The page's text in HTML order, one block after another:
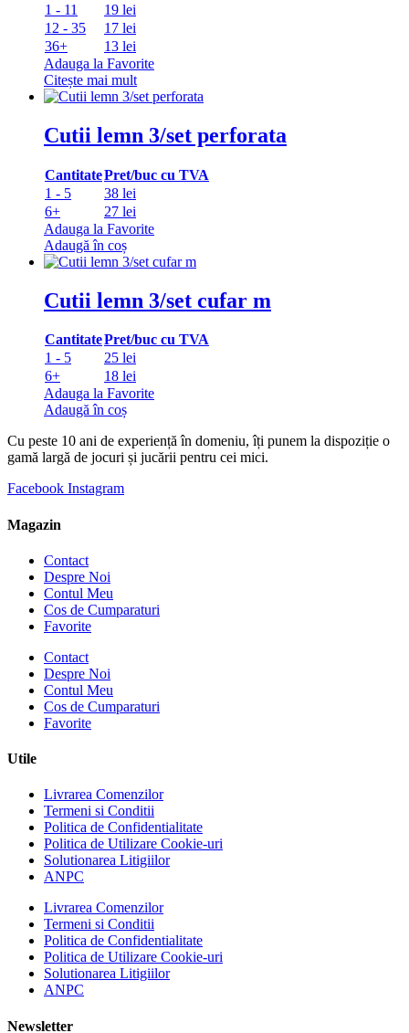
1 - 11
19 lei
12 - 35
17 lei
36+
13 lei
Adauga la Favorite
Citește mai mult
Cutii lemn 3/set perforata
CantitatePret/buc cu TVA
1 - 5
38 lei
6+
27 lei
Adauga la Favorite
Adaugă în coș
Cutii lemn 3/set cufar m
CantitatePret/buc cu TVA
1 - 5
25 lei
6+
18 lei
Adauga la Favorite
Adaugă în coș
Cu peste 10 ani de experiență în domeniu, îți punem la dispoziție o
gamă largă de jocuri și jucării pentru cei mici.
Facebook Instagram
Magazin
Contact
Despre Noi
Contul Meu
Cos de Cumparaturi
Favorite
Contact
Despre Noi
Contul Meu
Cos de Cumparaturi
Favorite
Utile
Livrarea Comenzilor
Termeni si Conditii
Politica de Confidentialitate
Politica de Utilizare Cookie-uri
Solutionarea Litigiilor
ANPC
Livrarea Comenzilor
Termeni si Conditii
Politica de Confidentialitate
Politica de Utilizare Cookie-uri
Solutionarea Litigiilor
ANPC
Newsletter